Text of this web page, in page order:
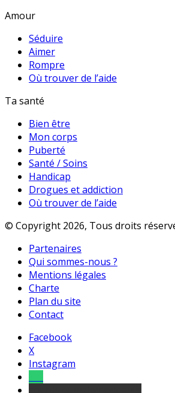
Amour
Séduire
Aimer
Rompre
Où trouver de l’aide
Ta santé
Bien être
Mon corps
Puberté
Santé / Soins
Handicap
Drogues et addiction
Où trouver de l’aide
© Copyright 2026, Tous droits
Partenaires
Qui sommes-nous ?
Mentions légales
Charte
Plan du site
Contact
Facebook
X
Instagram